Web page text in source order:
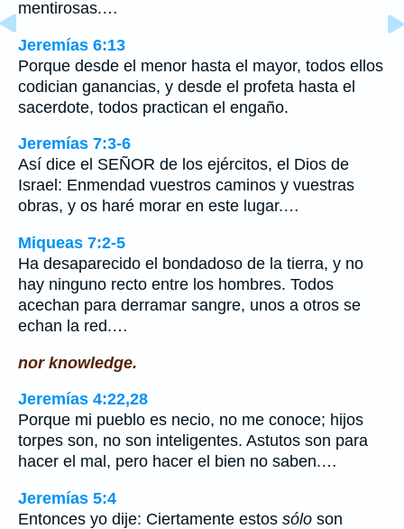
mentirosas.…
Jeremías 6:13
Porque desde el menor hasta el mayor, todos ellos
codician ganancias, y desde el profeta hasta el
sacerdote, todos practican el engaño.
Jeremías 7:3-6
Así dice el SEÑOR de los ejércitos, el Dios de
Israel: Enmendad vuestros caminos y vuestras
obras, y os haré morar en este lugar.…
Miqueas 7:2-5
Ha desaparecido el bondadoso de la tierra, y no
hay ninguno recto entre los hombres. Todos
acechan para derramar sangre, unos a otros se
echan la red.…
nor knowledge.
Jeremías 4:22,28
Porque mi pueblo es necio, no me conoce; hijos
torpes son, no son inteligentes. Astutos son para
hacer el mal, pero hacer el bien no saben.…
Jeremías 5:4
Entonces yo dije: Ciertamente estos sólo son